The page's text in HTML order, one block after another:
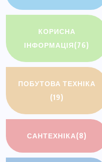
КОРИСНА
ІНФОРМАЦІЯ(76)
ПОБУТОВА ТЕХНІКА
(19)
САНТЕХНІКА(8)